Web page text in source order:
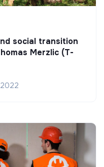
social transition
Merzlic (T-